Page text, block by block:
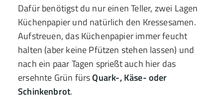
Dafür benötigst du nur einen Teller, zwei Lagen
Küchenpapier und natürlich den Kressesamen.
Aufstreuen, das Küchenpapier immer feucht
halten (aber keine Pfützen stehen lassen) und
nach ein paar Tagen sprießt auch hier das
ersehnte Grün fürsQuark-, Käse- oder
Schinkenbrot.